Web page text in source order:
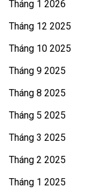
Tháng 1 2026
Tháng 12 2025
Tháng 10 2025
Tháng 9 2025
Tháng 8 2025
Tháng 5 2025
Tháng 3 2025
Tháng 2 2025
Tháng 1 2025